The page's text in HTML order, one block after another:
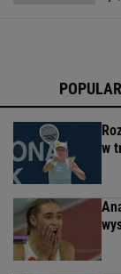
w